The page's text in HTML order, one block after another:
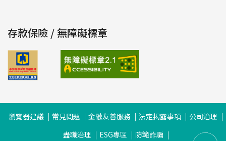
存款保險 / 無障礙標章
瀏覽器建議 常見問題 金融友善服務 法定揭露事項
公司治理
盡職治理
ESG專區 防範詐騙